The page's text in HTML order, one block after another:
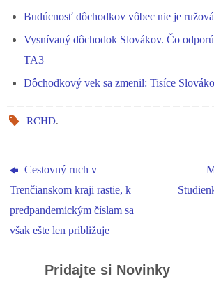
Budúcnosť dôchodkov vôbec nie je
Vysnívaný dôchodok Slovákov. Čo
TA3
Dôchodkový vek sa zmenil: Tisíce
RCHD.
Cestovný ruch v
Trenčianskom kraji rastie, k
predpandemickým číslam sa
však ešte len približuje
Pridajte si Novinky